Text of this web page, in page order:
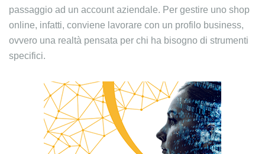
passaggio ad un account aziendale. Per gestire uno shop
online, infatti, conviene lavorare con un profilo business,
ovvero una realtà pensata per chi ha bisogno di strumenti
specifici.